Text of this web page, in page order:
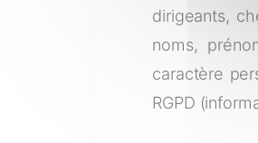
dirigeants,
noms,
caractère
RGPD